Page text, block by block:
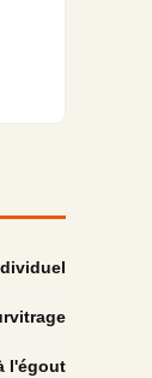
l'égout